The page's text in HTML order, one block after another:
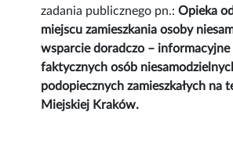
zadania publicznego pn.:Opieka
miejscu zamieszkania osoby
wsparcie doradczo –
faktycznych osób
podopiecznych zamieszkałych na
Miejskiej Kraków.